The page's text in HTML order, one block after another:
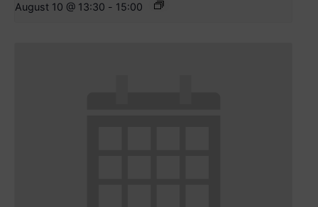
August 10 @ 13:30 - 15:00